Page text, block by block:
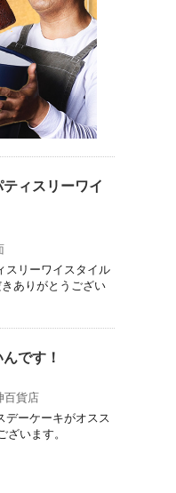
ィスリーワイ
スリーワイスタイル
ありがとうござい
です！
百貨店
デーケーキがオスス
います。